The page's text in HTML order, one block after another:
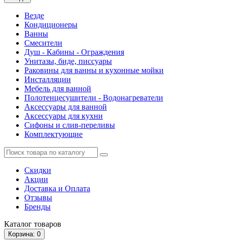
Везде
Кондиционеры
Ванны
Смесители
Душ - Кабины - Ограждения
Унитазы, биде, писсуары
Раковины для ванны и кухонные мойки
Инсталляции
Мебель для ванной
Полотенцесушители - Водонагреватели
Аксессуары для ванной
Аксессуары для кухни
Сифоны и слив-переливы
Комплектующие
Скидки
Акции
Доставка и Оплата
Отзывы
Бренды
Каталог товаров
Корзина: 0